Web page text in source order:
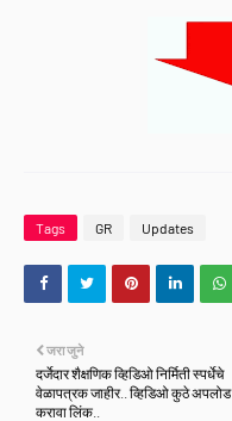
Tags GR Updates
जरा जुने
दर्जेदार शैक्षणिक व्हिडिओ निर्मिती स्पर्धेचे
वेळापत्रक जाहीर.. व्हिडिओ कुठे अपलोड
करावा लिंक..